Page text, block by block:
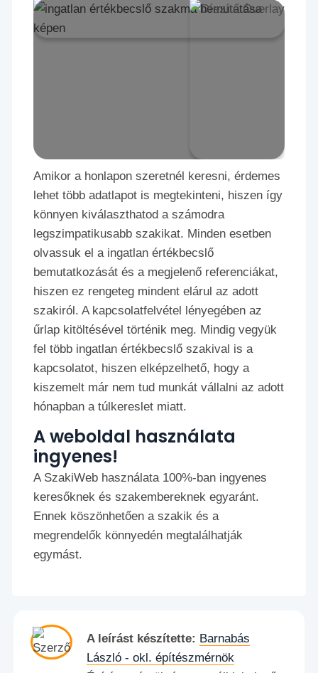
Amikor a honlapon szeretnél keresni, érdemes
lehet több adatlapot is megtekinteni, hiszen így
könnyen kiválaszthatod a számodra
legszimpatikusabb szakikat. Minden esetben
olvassuk el a ingatlan értékbecslő
bemutatkozását és a megjelenő referenciákat,
hiszen ez rengeteg mindent elárul az adott
szakiról. A kapcsolatfelvétel lényegében az
űrlap kitöltésével történik meg. Mindig vegyük
fel több ingatlan értékbecslő szakival is a
kapcsolatot, hiszen elképzelhető, hogy a
kiszemelt már nem tud munkát vállalni az adott
hónapban a túlkereslet miatt.
A weboldal használata
ingyenes!
A SzakiWeb használata 100%-ban ingyenes
keresőknek és szakembereknek egyaránt.
Ennek köszönhetően a szakik és a
megrendelők könnyedén megtalálhatják
egymást.
A leírást készítette: Barnabás
László - okl. építészmérnök